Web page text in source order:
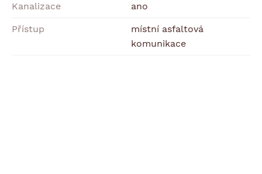
Kanalizace ano
Přístup
místní asfaltová
komunikace